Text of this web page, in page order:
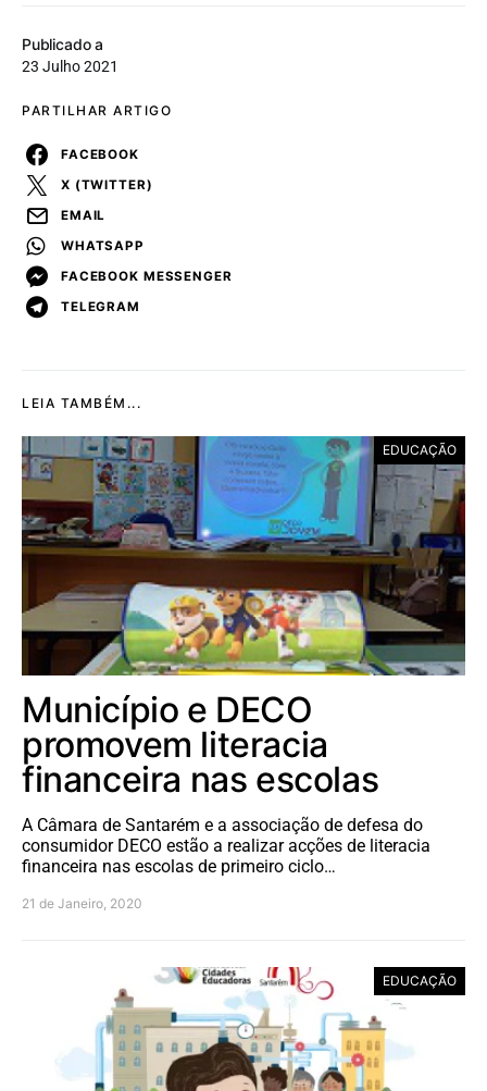
Publicado a
23 Julho 2021
PARTILHAR ARTIGO
FACEBOOK
X (TWITTER)
EMAIL
WHATSAPP
FACEBOOK MESSENGER
TELEGRAM
LEIA TAMBÉM...
EDUCAÇÃO
Município e DECO
promovem literacia
financeira nas escolas
A Câmara de Santarém e a associação de defesa do
consumidor DECO estão a realizar acções de literacia
financeira nas escolas de primeiro ciclo…
21 de Janeiro, 2020
EDUCAÇÃO